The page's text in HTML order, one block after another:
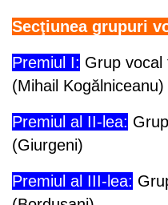
Secţiunea grupuri
Premiul I: Grup vocal
(Mihail Kogălniceanu)
Premiul al II-lea:
(Giurgeni)
Premiul al III-lea: